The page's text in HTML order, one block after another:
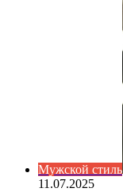
Мужской стиль
11.07.2025